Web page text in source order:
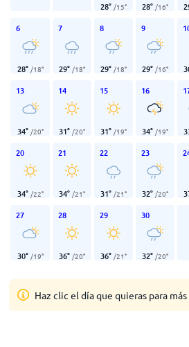
28° /15° 28° /16°
6
28° /18°
7
29° /18°
8
29° /18°
9
29° /16°
13
34° /20°
14
31° /20°
15
31° /19°
16
34° /19°
20
34° /22°
21
34° /21°
22
31° /21°
23
32° /20°
27
30° /19°
28
36° /20°
29
36° /21°
30
32° /20°
Haz clic el día que quieras para